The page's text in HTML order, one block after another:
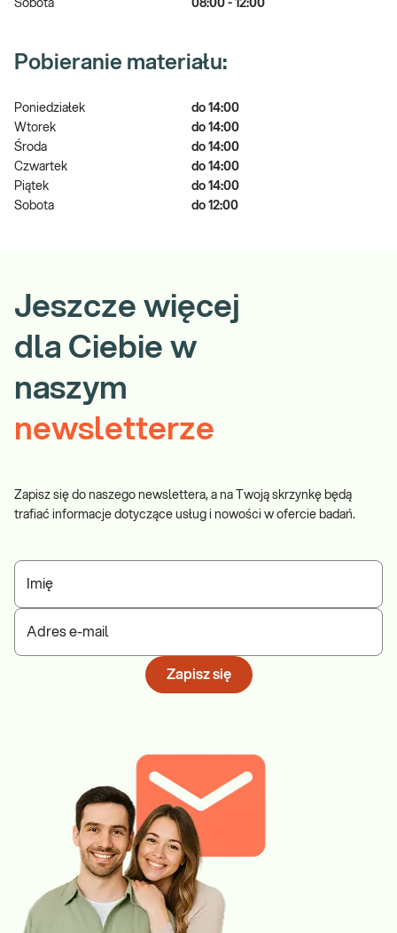
Sobota 08:00 - 12:00
Pobieranie materiału:
Poniedziałek
do 14:00
Wtorek
do 14:00
Środa
do 14:00
Czwartek
do 14:00
Piątek
do 14:00
Sobota
do 12:00
Jeszcze więcej
dla Ciebie w
naszym
newsletterze
Zapisz się do naszego newslettera, a na Twoją skrzynkę będą
trafiać informacje dotyczące usług i nowości w ofercie badań.
Imię
Adres e-mail
Zapisz się